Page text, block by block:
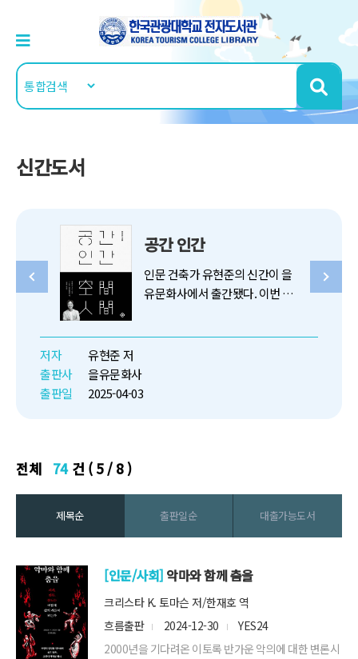
신간도서
공간 인간
인문 건축가 유현준의 신간이 을
유문화사에서 출간됐다. 이번 신
저자
유현준 저
출판사
을유문화사
출판일
2025-04-03
전체 74 건 ( 5 / 8 )
제목순 출판일순 대출가능도서
[인문/사회] 악마와 함께 춤을
크리스타 K. 토마슨 저/한재호 역
흐름출판
2024-12-30
YES24
2000년을 기다려온 이토록 반가운 악의에 대한 변론시